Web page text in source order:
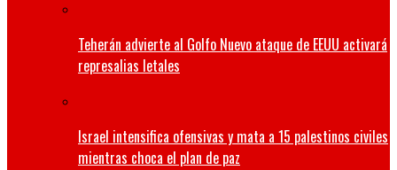
Teherán advierte al Golfo Nuevo ataque de EEUU activará
represalias letales
Israel intensifica ofensivas y mata a 15 palestinos civiles
mientras choca el plan de paz